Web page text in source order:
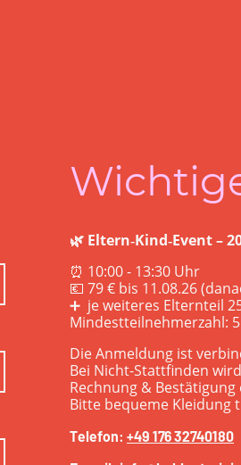
🌿 Eltern‑Kind‑Event –
⏰ 10:00 - 13:30 Uhr
💶 79 € bis 11.08.26
➕ je weiteres Elternteil
Mindestteilnehmerzahl:
Die Anmeldung ist
Bei Nicht-Stattfinden
Rechnung &
Bitte bequeme Kleidung
Telefon: +49 176 32740180